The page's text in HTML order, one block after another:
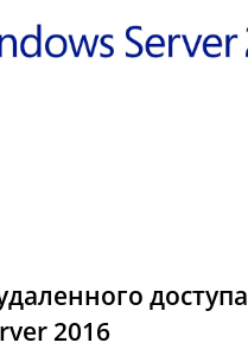
доступа
2016